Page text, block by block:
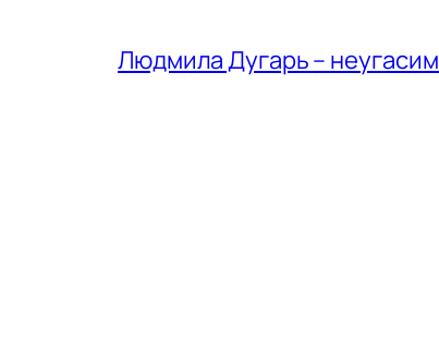
Людмила Дугарь –